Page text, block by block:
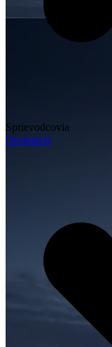
Sprievodcovia
Destinácie